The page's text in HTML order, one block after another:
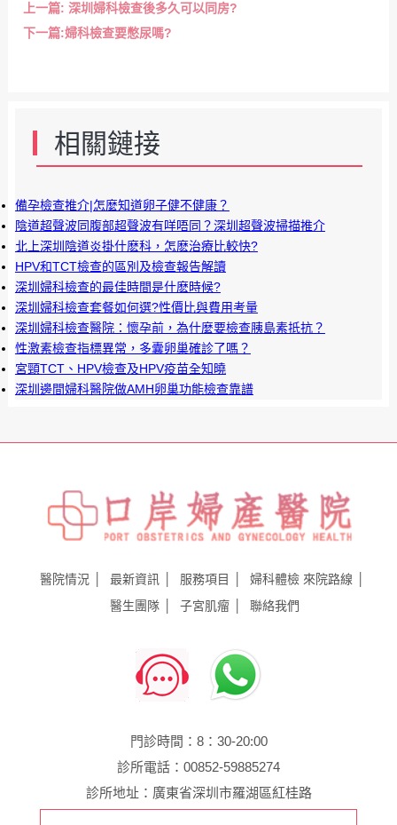
上一篇: 深圳婦科檢查後多久可以同房?
下一篇:婦科檢查要憋尿嗎?
相關鏈接
備孕檢查推介|怎麼知道卵子健不健康？
陰道超聲波同腹部超聲波有咩唔同？深圳超聲波掃描推介
北上深圳陰道炎掛什麽科，怎麽治療比較快?
HPV和TCT檢查的區別及檢查報告解讀
深圳婦科檢查的最佳時間是什麽時候?
深圳婦科檢查套餐如何選?性價比與費用考量
深圳婦科檢查醫院：懷孕前，為什麼要檢查胰島素抵抗？
性激素檢查指標異常，多囊卵巢確診了嗎？
宮頸TCT、HPV檢查及HPV疫苗全知曉
深圳邊間婦科醫院做AMH卵巢功能檢查靠譜
醫院情況 最新資訊 服務項目 婦科體檢 來院路線
醫生團隊
子宮肌瘤 聯絡我們
門診時間：8：30-20:00
診所電話：00852-59885274
診所地址：廣東省深圳市羅湖區紅桂路